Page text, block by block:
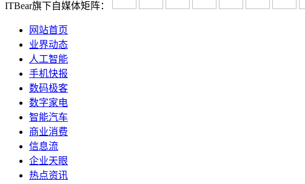
ITBear旗下自媒体矩阵：
网站首页
业界动态
人工智能
手机快报
数码极客
数字家电
智能汽车
商业消费
信息流
企业天眼
热点资讯